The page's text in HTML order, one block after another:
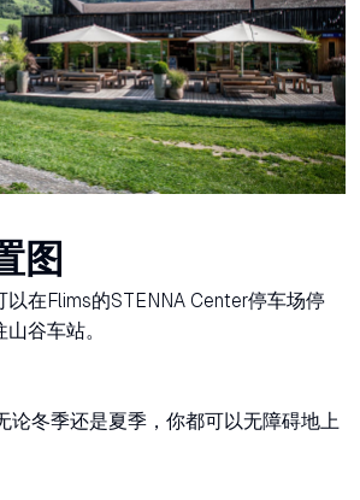
图
在Flims的STENNA Center停车场停
谷车站。
论冬季还是夏季，你都可以无障碍地上